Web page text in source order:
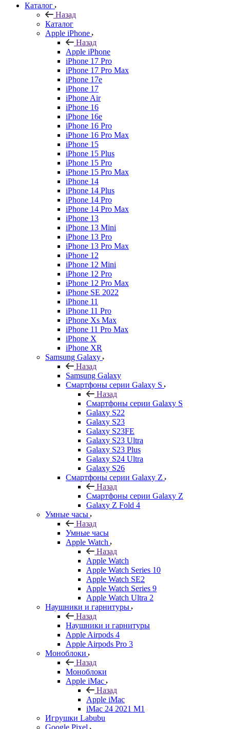
Каталог
Назад
Каталог
Apple iPhone
Назад
Apple iPhone
iPhone 17 Pro
iPhone 17 Pro Max
iPhone 17e
iPhone 17
iPhone Air
iPhone 16
iPhone 16e
iPhone 16 Pro
iPhone 16 Pro Max
iPhone 15
iPhone 15 Plus
iPhone 15 Pro
iPhone 15 Pro Max
iPhone 14
iPhone 14 Plus
iPhone 14 Pro
iPhone 14 Pro Max
iPhone 13
iPhone 13 Mini
iPhone 13 Pro
iPhone 13 Pro Max
iPhone 12
iPhone 12 Mini
iPhone 12 Pro
iPhone 12 Pro Max
iPhone SE 2022
iPhone 11
iPhone 11 Pro
iPhone Xs Max
iPhone 11 Pro Max
iPhone X
iPhone XR
Samsung Galaxy
Назад
Samsung Galaxy
Смартфоны серии Galaxy S
Назад
Смартфоны серии Galaxy S
Galaxy S22
Galaxy S23
Galaxy S23FE
Galaxy S23 Ultra
Galaxy S23 Plus
Galaxy S24 Ultra
Galaxy S26
Смартфоны серии Galaxy Z
Назад
Смартфоны серии Galaxy Z
Galaxy Z Fold 4
Умные часы
Назад
Умные часы
Apple Watch
Назад
Apple Watch
Apple Watch Series 10
Apple Watch SE2
Apple Watch Series 9
Apple Watch Ultra 2
Наушники и гарнитуры
Назад
Наушники и гарнитуры
Apple Airpods 4
Apple Airpods Pro 3
Моноблоки
Назад
Моноблоки
Apple iMac
Назад
Apple iMac
iMac 24 2021 M1
Игрушки Labubu
Google Pixel